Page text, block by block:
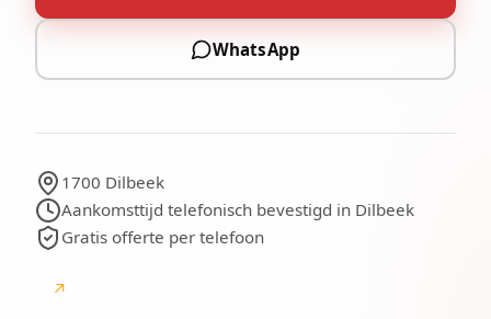
WhatsApp
1700 Dilbeek
Aankomsttijd telefonisch bevestigd in Dilbeek
Gratis offerte per telefoon
↗